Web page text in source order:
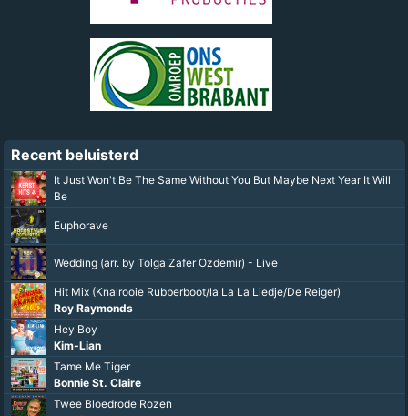
Recent beluisterd
It Just Won't Be The Same Without You But Maybe Next Year It Will
Be
Euphorave
Wedding (arr. by Tolga Zafer Ozdemir) - Live
Hit Mix (Knalrooie Rubberboot/la La La Liedje/De Reiger)
Roy Raymonds
Hey Boy
Kim-Lian
Tame Me Tiger
Bonnie St. Claire
Twee Bloedrode Rozen